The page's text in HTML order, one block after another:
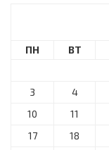
ПН ВТ
3
4
10
11
17
18